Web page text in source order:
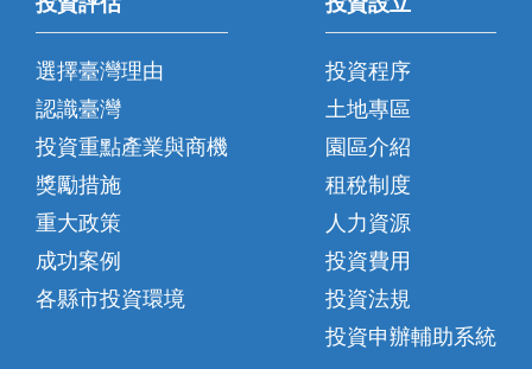
選擇臺灣理由
認識臺灣
投資重點產業與商機
獎勵措施
重大政策
成功案例
各縣市投資環境
投資程序
土地專區
園區介紹
租稅制度
人力資源
投資費用
投資法規
投資申辦輔助系統